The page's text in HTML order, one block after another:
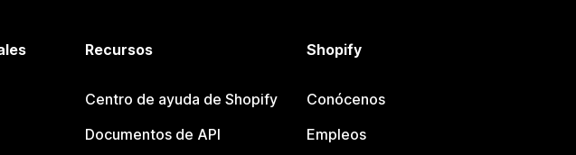
Recursos
Centro de ayuda de Shopify
Documentos de API
Shopify
Conócenos
Empleos